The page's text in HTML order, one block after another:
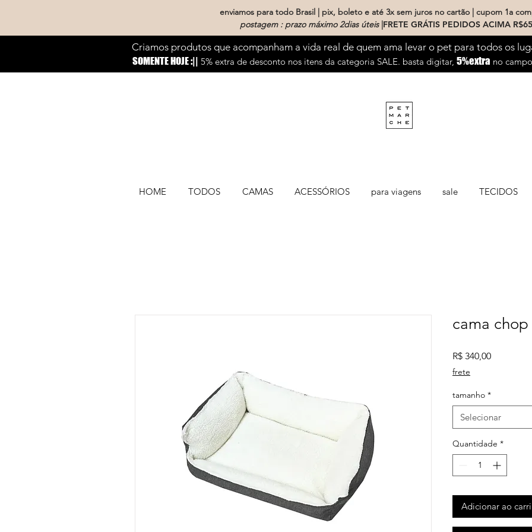
enviamos para todo Brasil | pix, boleto e até 3x sem juros no cartão | cupom 1a
postagem : prazo máximo 2dias úteis |FRETE GRÁTIS PEDIDOS ACIMA
Criamos produtos que acompanham a vida real de quem ama levar o pet para todos os
SOMENTE HOJE :|| 5% extra de desconto nos itens da categoria SALE. basta digitar, 5%extra no
HOME TODOS CAMAS ACESSÓRIOS para viagens sale TECIDOS
cama chop
R$ 340,00Preço
frete
tamanho *
Selecionar
Quantidade *
Adicionar ao